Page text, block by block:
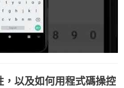
以及如何用程式碼操控